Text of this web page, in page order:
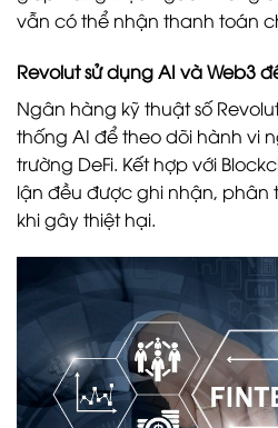
vẫn có thể nhận thanh toán
Revolut sử dụng AI và Web3
Ngân hàng kỹ thuật số
thống AI để theo dõi hành vi
trường DeFi. Kết hợp với
lận đều được ghi nhận,
khi gây thiệt hại.